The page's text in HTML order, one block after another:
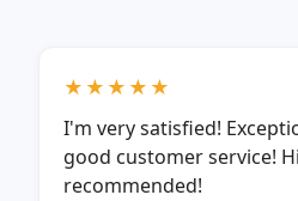
★★★★★
I'm very satisfied!
good customer service!
recommended!